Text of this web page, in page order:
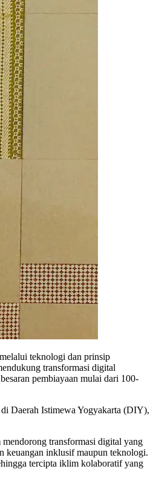
teknologi dan prinsip
transformasi digital
pembiayaan mulai dari 100-
Daerah Istimewa Yogyakarta (DIY),
transformasi digital yang
keuangan inklusif maupun teknologi.
tercipta iklim kolaboratif yang